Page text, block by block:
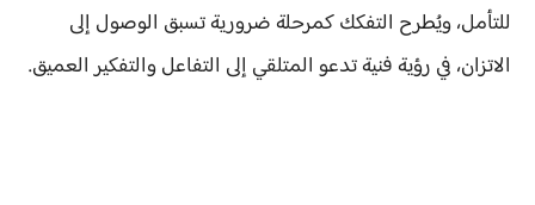
للتأمل، ويُطرح التفكك كمرحلة ضرورية تسبق الوصول إلى
الاتزان، في رؤية فنية تدعو المتلقي إلى التفاعل والتفكير العميق.